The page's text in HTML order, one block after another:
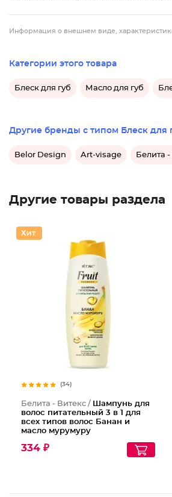
Информация о внешнем виде,
Категории этого товара
Блеск для губ Масло для губ
Другие бренды с типом Блеск для
Belor Design Art-visage Белита
Другие товары раздела
(34)
Белита - Витекс / Шампунь для
волос питательный 3 в 1 для
всех типов волос Банан и
масло мурумуру
334 ₽